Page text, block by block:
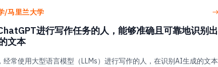
/马里兰大学
进行写作任务的人，能够准确且可靠地识别出
文本
经常使用大型语言模型（LLMs）进行写作的人，在识别AI生成的文本